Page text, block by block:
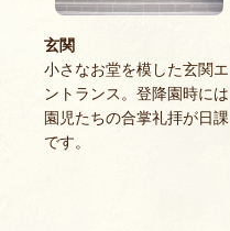
玄関
小さなお堂を模した玄関エ
ントランス。登降園時には
園児たちの合掌礼拝が日課
です。